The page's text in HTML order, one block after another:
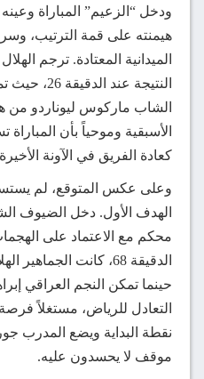
ودخل “الزعيم” المباراة
هيمنته على قمة الترتيب،
الميدانية المعتادة. ترجم
النتيجة عند
الشاب ماركوس ليوناردو من
الأسبقية وموحياً بأن
كعادة الفريق في الآونة
وعلى عكس المتوقع، لم
الهدف الأول. دخل الضيوف
محكم مع الاعتماد على
الدقيقة 68، كانت
حينما تمكن النجم العراقي
التعادل للرياض، مستغلاً
نقطة البداية ويضع المدرب
موقف لا يحسدون عليه.